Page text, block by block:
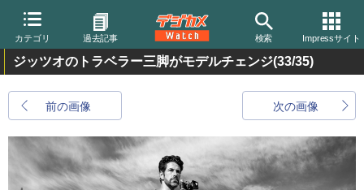
カテゴリ 過去記事 検索 Impressサイト
ジッツオのトラベラー三脚がモデルチェンジ(33/35)
前の画像 次の画像